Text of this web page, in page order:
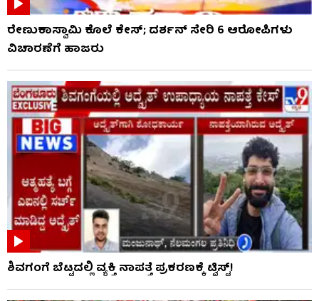
ರೇಣುಕಾಸ್ವಾಮಿ ಕೊಲೆ ಕೇಸ್; ದರ್ಶನ್ ಸೇರಿ 6 ಆರೋಪಿಗಳು
ವಿಚಾರಣೆಗೆ ಹಾಜರು
ಶಿವಗಂಗೆ ಬೆಟ್ಟದಲ್ಲಿ ವ್ಯಕ್ತಿ ನಾಪತ್ತೆ ಪ್ರಕರಣಕ್ಕೆ ಟ್ವಿಸ್ಟ್!